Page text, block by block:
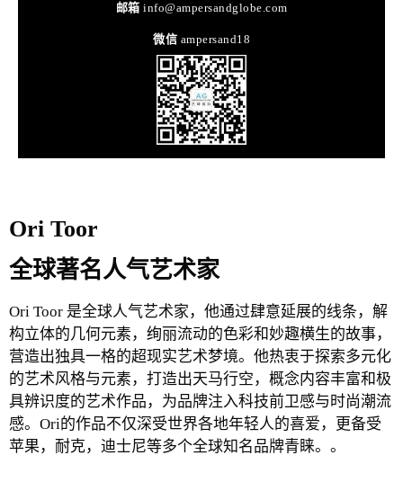
邮箱 info@ampersandglobe.com
微信 ampersand18
Ori Toor
全球著名人气艺术家
Ori Toor 是全球人气艺术家，他通过肆意延展的线条，解
构立体的几何元素，绚丽流动的色彩和妙趣横生的故事，
营造出独具一格的超现实艺术梦境。他热衷于探索多元化
的艺术风格与元素，打造出天马行空，概念内容丰富和极
具辨识度的艺术作品，为品牌注入科技前卫感与时尚潮流
感。Ori的作品不仅深受世界各地年轻人的喜爱，更备受
苹果，耐克，迪士尼等多个全球知名品牌青睐。。